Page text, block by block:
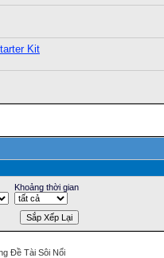
Kit
Khoảng thời gian
Ðề Tài Sôi Nổi